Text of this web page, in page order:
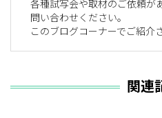
各種試写会や取材のご依頼が
問い合わせください。
このブログコーナーでご紹介
関連